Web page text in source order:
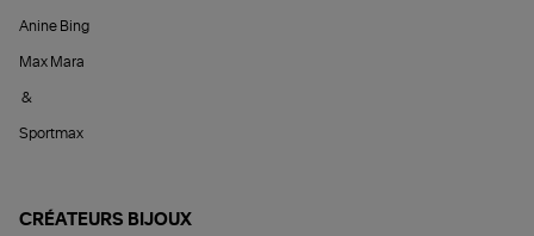
Anine Bing
Max Mara
&
Sportmax
CRÉATEURS BIJOUX